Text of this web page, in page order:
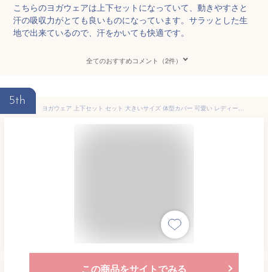
こちらのヨガウェアは上下セットになっていて、動きやすさと
汗の吸収力がとても良いものになっています。サラッとした生
地で出来ているので、汗をかいても快適です。
全てのおすすめコメント（2件）
5th
ヨガウェア 上下セット セット 大きいサイズ 体型カバー 可愛い レディース トップス 半袖 ホットヨガ レギンス ヨガ ヨガパンツ 冬用 セットアップ スポーツウェア 上下 トレーニングウェア 透けない セール おしゃれ
この商品をサイトでみる